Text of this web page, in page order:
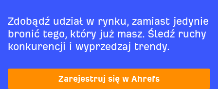
Zdobądź udział w rynku, zamiast jedynie
bronić tego, który już masz. Śledź ruchy
konkurencji i wyprzedzaj trendy.
Zarejestruj się w Ahrefs